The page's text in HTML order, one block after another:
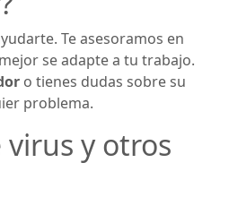
Te asesoramos en
se adapte a tu trabajo.
o tienes dudas sobre su
problema.
y otros